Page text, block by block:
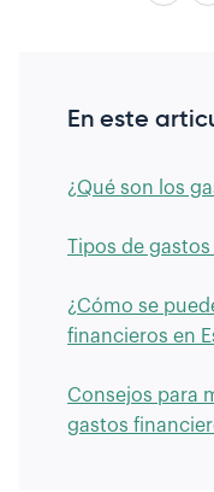
En este
¿Qué son los
Tipos de
¿Cómo se
financieros en
Consejos para
gastos